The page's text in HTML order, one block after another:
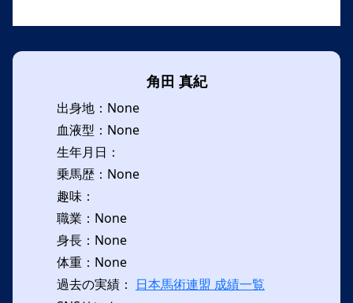
角田 真紀
出身地：None
血液型：None
生年月日：
乗馬歴：None
趣味：
職業：None
身長：None
体重：None
過去の実績： 日本馬術連盟 成績一覧